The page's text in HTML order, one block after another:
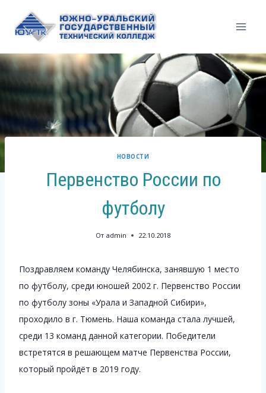
содержимому
НОВОСТИ
Первенство России по
футболу
От admin 22.10.2018
Поздравляем команду Челябинска, занявшую 1 место
по футболу, среди юношей 2002 г. Первенство России
по футболу зоны «Урала и Западной Сибири»,
проходило в г. Тюмень. Наша команда стала лучшей,
среди 13 команд данной категории. Победители
встретятся в решающем матче Первенства России,
который пройдёт в 2019 году.